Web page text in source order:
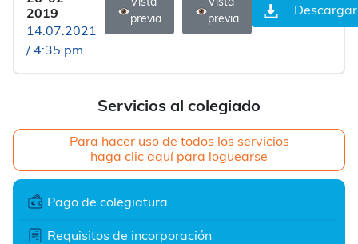
Servicios al colegiado
Para hacer uso de todos los servicios
haga clic aquí para loguearse
Pago de colegiatura
Requisitos de incorporación
2019
14.07.2021
/ 4:35 pm
Vista
previa
Vista
previa
Descargar